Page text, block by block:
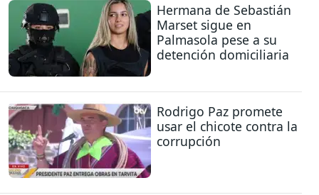
Hermana de Sebastián
Marset sigue en
Palmasola pese a su
detención domiciliaria
Rodrigo Paz promete
usar el chicote contra la
corrupción